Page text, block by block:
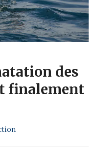
des
finalement